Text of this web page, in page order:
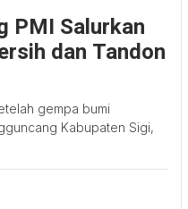
PMI Salurkan
dan Tandon
gempa bumi
Kabupaten Sigi,